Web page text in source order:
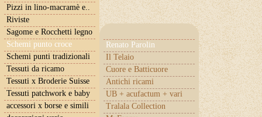
Pizzi in lino-macramè e..
Riviste
Sagome e Rocchetti legno
Schemi punto croce
Renato Parolin
Il Telaio
Cuore e Batticuore
Antichi ricami
UB + acufactum + vari
Tralala Collection
Schemi punti tradizionali
Tessuti da ricamo
Tessuti x Broderie Suisse
Tessuti patchwork e baby
accessori x borse e simili